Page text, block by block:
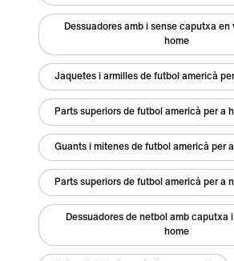
Dessuadores amb i sense caputxa en
home
Jaquetes i armilles de futbol americà
Parts superiors de futbol americà per a
Guants i mitenes de futbol americà per
Parts superiors de futbol americà per a
Dessuadores de netbol amb caputxa
home